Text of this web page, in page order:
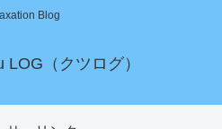
Blog
（クツログ）